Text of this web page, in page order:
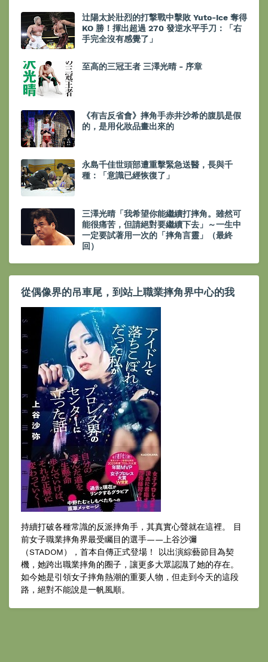
辻陽太於壯烈的打撃戰中擊敗 Yuto-Ice 奪得
KO 勝！揮出超過 270 發逆水平手刀：「右
手完全沒有感覺了」
至高的三冠王者 三澤光晴 - 序章
《有吉反省會》摔角手赤井沙希的腹肌是假
的，是用化妝品畫出來的
永島千佳世頭部遭重擊緊急送醫，長與千
種：「意識已經恢復了」
三澤光晴「我希望你能繼續打摔角。雖然可
能很痛苦，但請絕對要繼續下去」～一生中
一定要試著用一次的「摔角言靈」（最終
回）
從偶像界的吊車尾，到站上職業摔角界中心的我
持續打破各種常識的反派摔角手，其真實心聲就在這裡。 目
前女子職業摔角界最受矚目的選手——上谷沙彌
（STADOM），首本自傳正式登場！ 以出演綜藝節目為契
機，她跨出職業摔角的圈子，讓更多大眾認識了她的存在。
如今她是引領女子摔角熱潮的重要人物，但走到今天的這段
路，絕對不能說是一帆風順。